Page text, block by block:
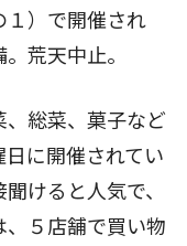
１）で開催され
荒天中止。
総菜、菓子など
に開催されてい
けると人気で、
５店舗で買い物